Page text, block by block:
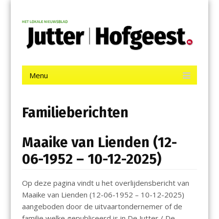
contentJutter | Hofgeest
Menu
Familieberichten
Maaike van Lienden (12-
06-1952 – 10-12-2025)
Op deze pagina vindt u het overlijdensbericht van
Maaike van Lienden (12-06-1952 – 10-12-2025)
aangeboden door de uitvaartondernemer of de